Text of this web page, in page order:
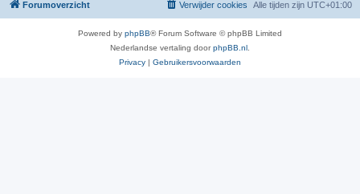
Forumoverzicht Alle tijden zijn UTC+01:00
Verwijder cookies
Powered by phpBB® Forum Software © phpBB Limited
Nederlandse vertaling doorphpBB.nl
Privacy | Gebruikersvoorwaarden